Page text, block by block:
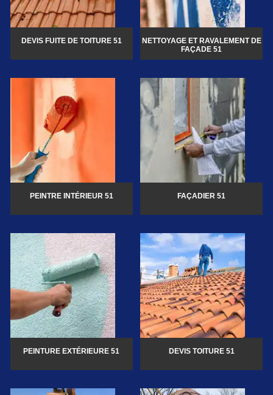
DEVIS FUITE DE TOITURE 51
NETTOYAGE ET RAVALEMENT DE
FAÇADE 51
PEINTRE INTÉRIEUR 51 FAÇADIER 51
PEINTURE EXTÉRIEURE 51 DEVIS TOITURE 51